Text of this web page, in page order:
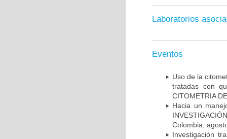
Laboratorios
Eventos
Uso de la
tratadas con
CITOMETRIA
Hacia un
Colombia,
Investigación